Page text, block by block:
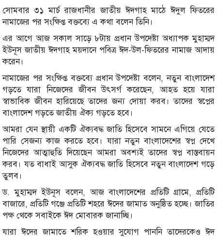
সোমবার ৩১ মার্চ রাজধানীর জাতীয় ঈদগাহ মাঠে ঈদুল ফিতরের
নামাজের পর সংক্ষিপ্ত বক্তব্যে এ কথা বলেন তিনি।
এর আগে আজ সকাল সাড়ে ৮টায় প্রধান উপদেষ্টা অধ্যাপক মুহাম্মদ
ইউনূস জাতীয় ঈদগাহ ময়দানে পবিত্র ঈদ-উল-ফিতরের নামাজ আদায়
করেন।
নামাজের পর সংক্ষিপ্ত বক্তব্যে প্রধান উপদেষ্টা বলেন, নতুন বাংলাদেশ
গড়তে যারা নিজেদের জীবন উৎসর্গ করেছেন, আহত হয়ে যারা
স্বাভাবিক জীবন হারিয়েছে তাদের জন্য দোয়া করব। তাদের স্বপ্নের
বাংলাদেশ গড়তে জাতীয় ঐক্য গড়তে হবে।
আমরা যেন স্থায়ী একটি ঐক্যবদ্ধ জাতি হিসেবে সামনে এগিয়ে যেতে
পারি সেজন্য কাজ করতে হবে। যারা নতুন বাংলাদেশের স্বপ্ন দেখে
নিজেদের আত্মাহুতি দিয়েছেন আমরা অবশ্যই তাদের স্বপ্ন বাস্তবায়ন
করব। যত বাধাই আসুক ঐক্যবদ্ধ জাতি হিসেবে নতুন বাংলাদেশ গড়ে
তুলব।
ড. মুহাম্মদ ইউনূস বলেন, আজ বাংলাদেশের প্রতিটি গ্রামে, প্রতিটি
বাজারে, প্রতিটি গঞ্জে প্রতিটি শহরে ঈদের জামাত অনুষ্ঠিত হচ্ছে। জাতির
পক্ষ থেকে সবাইকে ঈদ মোবারক জানাচ্ছি।
যারা ঈদের জামাতে শরিক হওয়ার সুযোগ পাননি তাদেরকেও ঈদ